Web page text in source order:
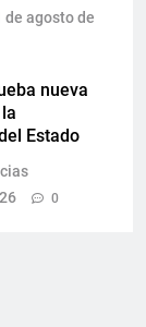
de agosto de
nueva
Estado
0